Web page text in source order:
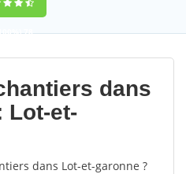
78
dans
Lot-et-
dans Lot-et-garonne ?